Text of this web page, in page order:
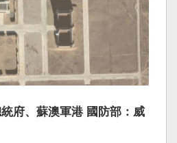
府、蘇澳軍港 國防部：威